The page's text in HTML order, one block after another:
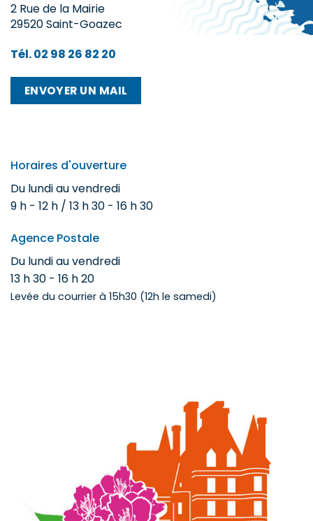
2 Rue de la Mairie
29520 Saint-Goazec
Tél. 02 98 26 82 20
ENVOYER UN MAIL
Horaires d'ouverture
Du lundi au vendredi
9 h - 12 h / 13 h 30 - 16 h 30
Agence Postale
Du lundi au vendredi
13 h 30 - 16 h 20
Levée du courrier à 15h30 (12h le samedi)